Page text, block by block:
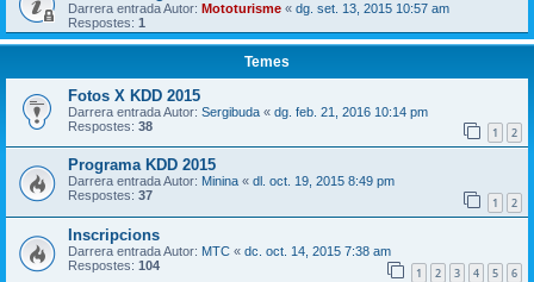
Darrera entrada Autor: Mototurisme « dg. set. 13, 2015 10:57 am
Respostes: 1
Temes
Fotos X KDD 2015
Darrera entrada Autor: Sergibuda « dg. feb. 21, 2016 10:14 pm
Respostes: 38 1 2
Programa KDD 2015
Darrera entrada Autor: Minina « dl. oct. 19, 2015 8:49 pm
Respostes: 37 1 2
Inscripcions
Darrera entrada Autor: MTC « dc. oct. 14, 2015 7:38 am
Respostes: 104 1 2 3 4 5 6